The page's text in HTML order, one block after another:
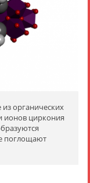
органических
ионов циркония
поглощают